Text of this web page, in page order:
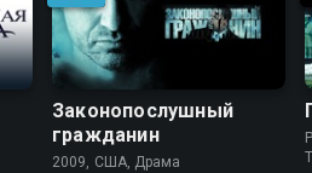
Законопослушный
гражданин
2009, США, Драма